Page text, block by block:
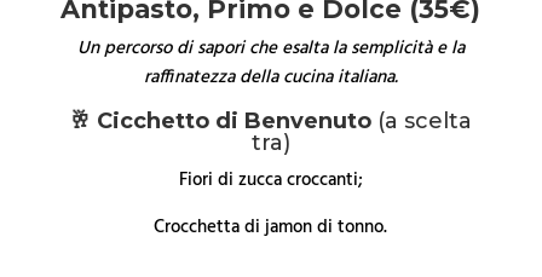
Antipasto, Primo e Dolce (35€)
Un percorso di sapori che esalta la semplicità e la
raffinatezza della cucina italiana.
🥂 Cicchetto di Benvenuto (a scelta
tra)
Fiori di zucca croccanti;
Crocchetta di jamon di tonno.